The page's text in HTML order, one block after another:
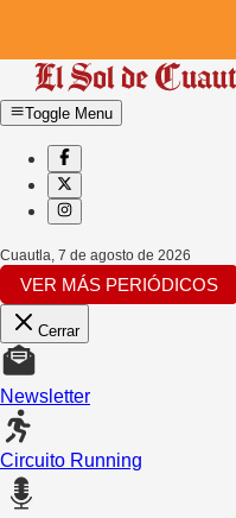
Toggle Menu
Cuautla, 7 de agosto de 2026
VER MÁS PERIÓDICOS
Cerrar
Newsletter
Circuito Running